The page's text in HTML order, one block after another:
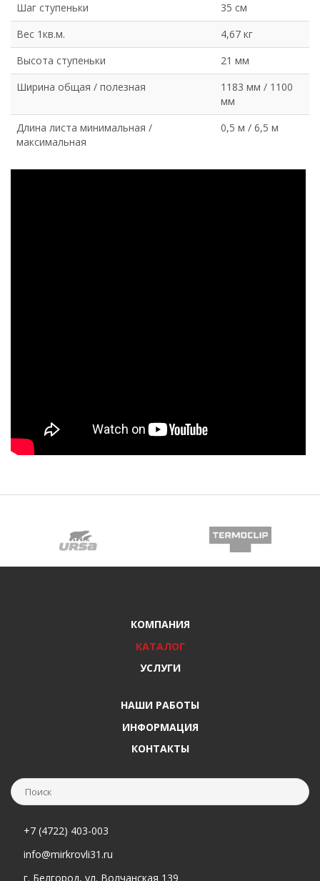
Шаг ступеньки
35 см
Вес 1кв.м.
4,67 кг
Высота ступеньки
21 мм
Ширина общая / полезная
1183 мм / 1100
мм
Длина листа минимальная /
максимальная
0,5 м / 6,5 м
КОМПАНИЯ
КАТАЛОГ
УСЛУГИ
НАШИ РАБОТЫ
ИНФОРМАЦИЯ
КОНТАКТЫ
+7 (4722) 403-003
info@mirkrovli31.ru
г. Белгород, ул. Волчанская 139